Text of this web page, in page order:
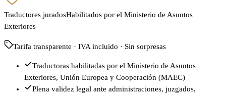
Traductores juradosHabilitados por el Ministerio de Asuntos
Exteriores
Tarifa transparente · IVA incluido · Sin sorpresas
Traductoras habilitadas por el Ministerio de Asuntos
Exteriores, Unión Europea y Cooperación (MAEC)
Plena validez legal ante administraciones, juzgados,